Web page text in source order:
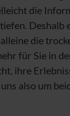
die
Deshalb
die
für Sie in
ihre
also um